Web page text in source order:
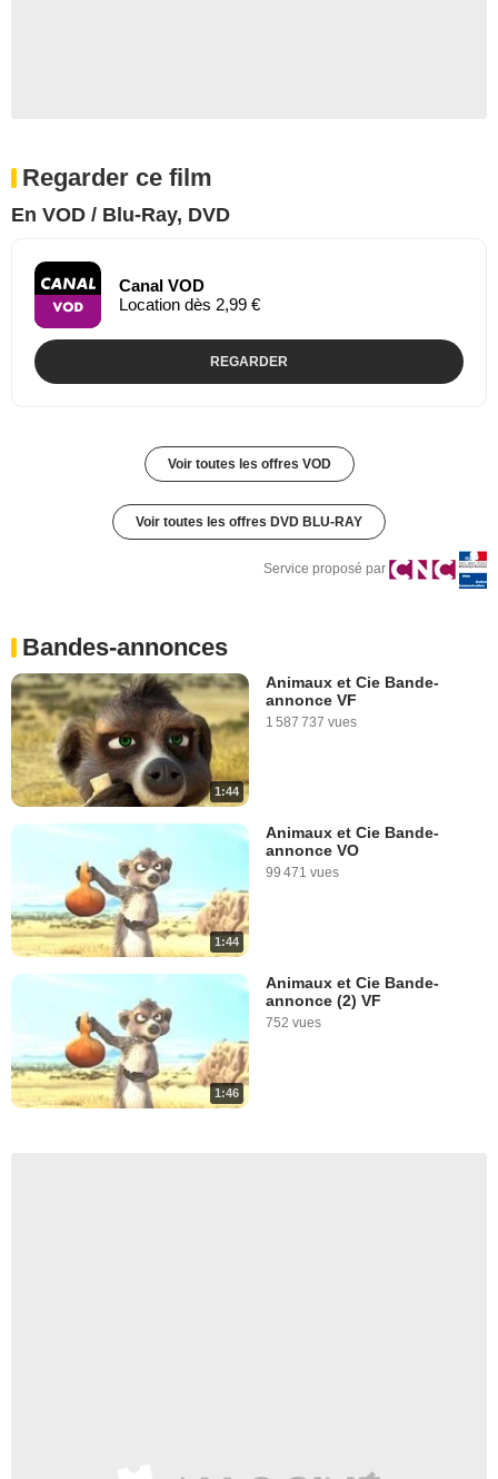
Regarder ce film
En VOD / Blu-Ray, DVD
Canal VOD
Location dès 2,99 €
REGARDER
Voir toutes les offres VOD
Voir toutes les offres DVD BLU-RAY
Service proposé par
Bandes-annonces
1:44
Animaux et Cie Bande-
annonce VF
1 587 737 vues
1:44
Animaux et Cie Bande-
annonce VO
99 471 vues
1:46
Animaux et Cie Bande-
annonce (2) VF
752 vues